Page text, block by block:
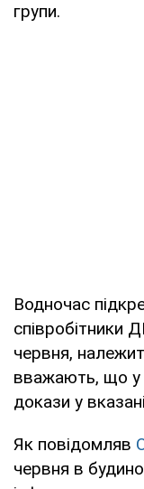
групи.
Водночас
співробітники
червня,
вважають, що у
докази у
Як повідомляв
червня в